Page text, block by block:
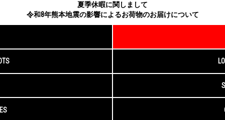
夏季休暇に関しまして
令和8年熊本地震の影響によるお荷物のお届けについて